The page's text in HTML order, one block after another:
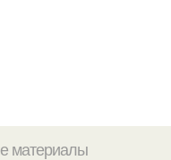
материалы